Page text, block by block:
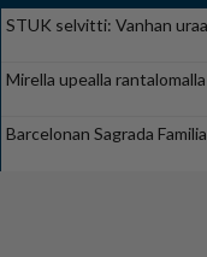
STUK selvitti: Vanhan
Mirella upealla
Barcelonan Sagrada